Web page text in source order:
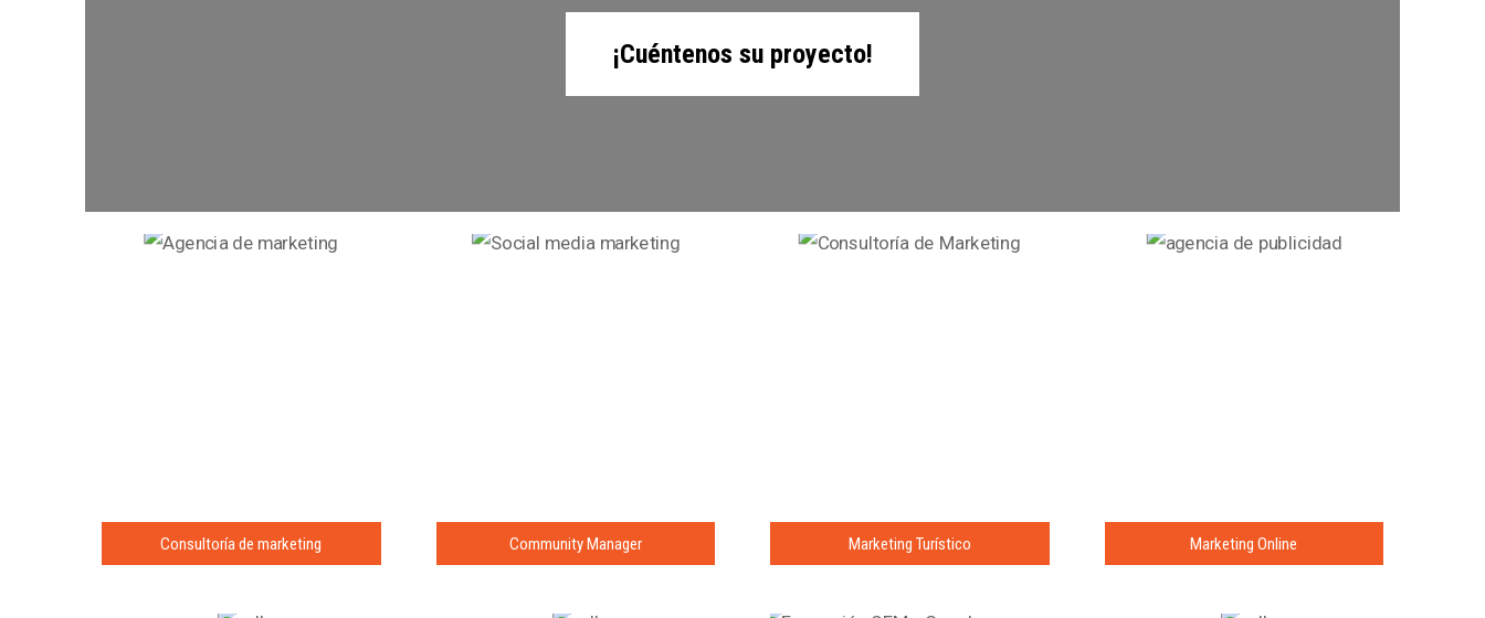
¡Cuéntenos su proyecto!
Consultoría de marketing Community Manager Marketing Turístico Marketing Online